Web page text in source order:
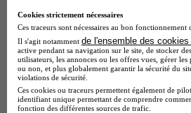
Note de 1 sur 5
Cookies strictement nécessaires
Ces traceurs sont nécessaires au bon fonctionnement
Il s'agit notamment de l'ensemble des cookies
active pendant sa navigation sur le site, de stocker
utilisateurs, les annonces ou les offres vues, gérer
ou non, et plus globalement garantir la sécurité du
violations de sécurité.
Ces cookies ou traceurs permettent également de
identifiant unique permettant de comprendre
fonction des différentes sources de trafic.